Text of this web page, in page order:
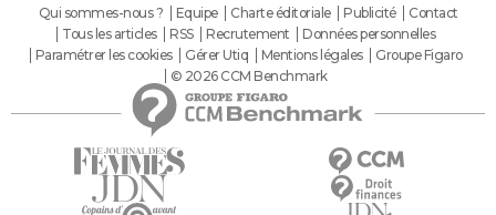
Qui sommes-nous ? Equipe Charte éditoriale Publicité
Contact
Tous les articles
RSS Recrutement
Données personnelles
Paramétrer les cookies
Gérer Utiq Mentions légales
Groupe Figaro
© 2026 CCM Benchmark